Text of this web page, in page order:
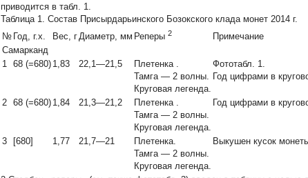
приводится в табл. 1.
Таблица 1. Состав Присырдарьинского Бозокского клада монет 2014 г.
№ Год, г.х. Вес, гДиаметр, мм Реперы 2
Примечание
Самарканд
1 68 (=680) 1,83 22,1—21,5 Плетенка .
Тамга — 2 волны.
Круговая легенда.
Фототабл. 1.
Год цифрами в
2 68 (=680) 1,84 21,3—21,2 Плетенка .
Тамга — 2 волны.
Круговая легенда.
Год цифрами в
3 [680] 1,77 21,7—21
Плетенка.
Тамга — 2 волны.
Круговая легенда.
Выкушен кусок